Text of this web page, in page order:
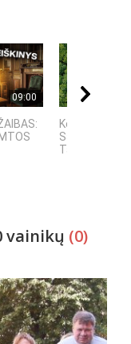
09:00
Kelionė į Estiją
Saremos sala -
Talinas - Pernu
vainikų (0)